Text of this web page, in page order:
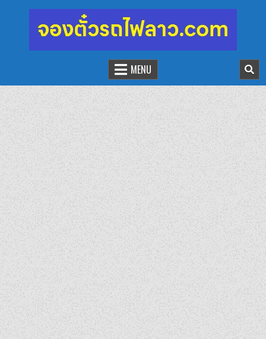
จองตั๋วรถไฟลาว-จีน
นั่งรถไฟเที่ยวประเทศลาว
MENU